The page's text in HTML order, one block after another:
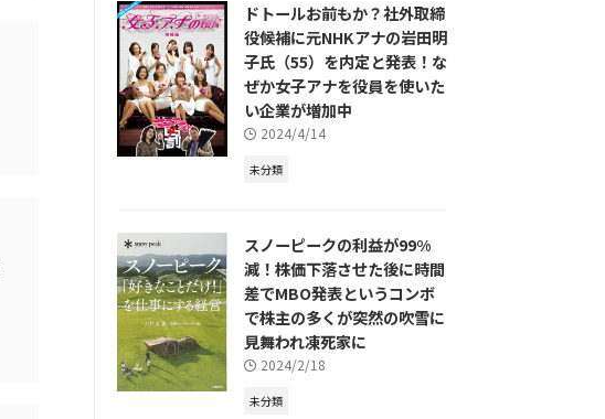
ドトールお前もか？社外取締
役候補に元NHKアナの岩田明
子氏（55）を内定と発表！な
ぜか女子アナを役員を使いた
い企業が増加中
2024/4/14
未分類
スノーピークの利益が99%
減！株価下落させた後に時間
差でMBO発表というコンボ
で株主の多くが突然の吹雪に
見舞われ凍死家に
2024/2/18
未分類